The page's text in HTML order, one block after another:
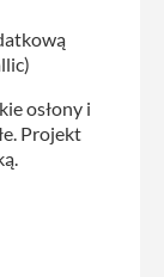
osłony i
Projekt